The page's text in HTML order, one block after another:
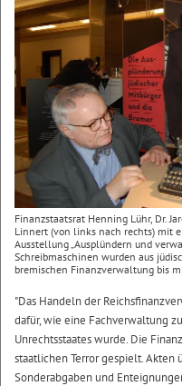
Finanzstaatsrat Henning Lühr, Dr.
Linnert (von links nach rechts) mit
Ausstellung „Ausplündern und
Schreibmaschinen wurden aus
bremischen Finanzverwaltung bis
"Das Handeln der
dafür, wie eine Fachverwaltung
Unrechtsstaates wurde. Die
staatlichen Terror gespielt.
Sonderabgaben und